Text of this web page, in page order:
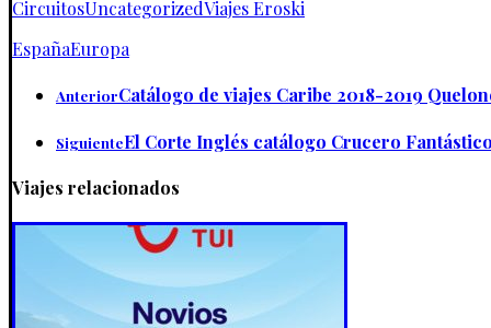
CircuitosUncategorizedViajes Eroski
EspañaEuropa
AnteriorCatálogo de viajes Caribe 2018-2019
SiguienteEl Corte Inglés catálogo Crucero
Viajes relacionados